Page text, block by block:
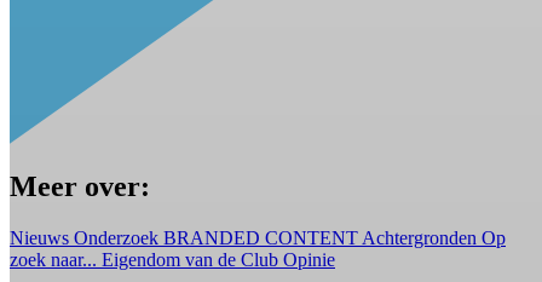
Meer over:
Nieuws Onderzoek BRANDED CONTENT Achtergronden Op
zoek naar... Eigendom van de Club Opinie